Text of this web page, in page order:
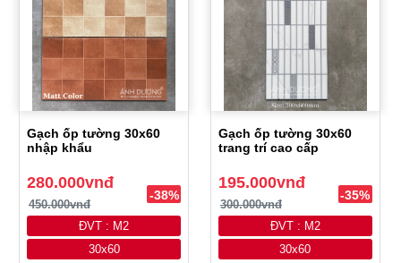
Gạch ốp tường 30x60
nhập khẩu
280.000vnđ
450.000vnđ
-38%
ĐVT : M2
30x60
Gạch ốp tường 30x60
trang trí cao cấp
195.000vnđ
300.000vnđ
-35%
ĐVT : M2
30x60